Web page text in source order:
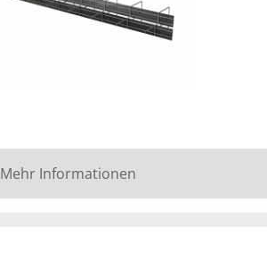
Mehr Informationen